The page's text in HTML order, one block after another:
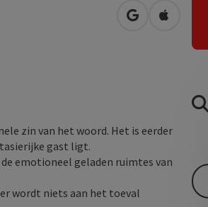
Openen inOpenen
zin van het woord. Het is eerder
gast ligt.
emotioneel geladen ruimtes van
wordt niets aan het toeval